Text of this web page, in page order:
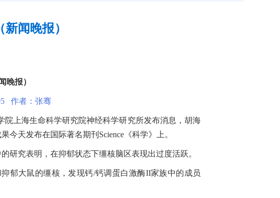
闻晚报）
晚报）
作者：张骞
上海生命科学研究院神经科学研究所发布消息，胡海
天发布在国际著名期刊Science《科学》上。
究表明，在抑郁状态下缰核脑区表现出过度活跃。
大鼠的缰核，发现钙/钙调蛋白激酶II家族中的成员